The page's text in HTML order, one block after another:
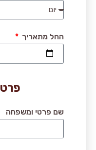
החל מתאריך
שם פרטי ומשפחה